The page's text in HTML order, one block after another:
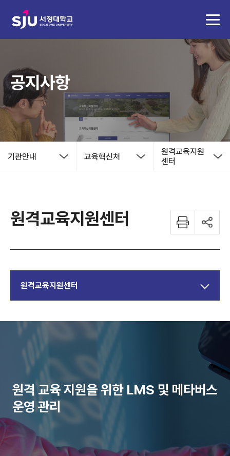
공지사항
기관안내 교육혁신처
원격교육지원
센터
원격교육지원센터
원격교육지원센터
원격 교육 지원을 위한 LMS 및 메타버스
운영 관리